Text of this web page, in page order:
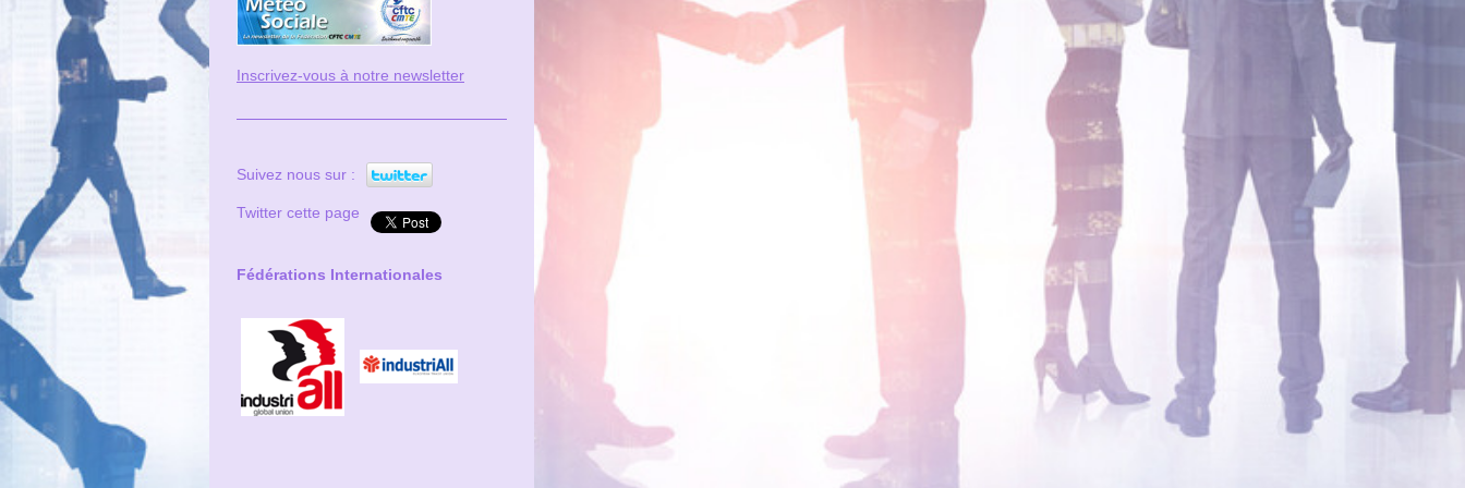
Inscrivez-vous à notre newsletter
Suivez nous sur :
Twitter cette page
Fédérations Internationales